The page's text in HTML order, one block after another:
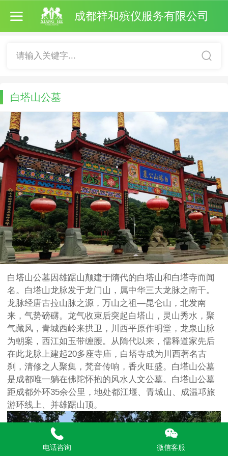
成都祥和殡仪服务有限公司
请输入关键字...
白塔山公墓
白塔山公墓因雄踞山颠建于隋代的白塔山和白塔寺而闻
名。白塔山龙脉发于龙门山，属中华三大龙脉之南干。
龙脉经唐古拉山脉之源，万山之祖—昆仑山，北发南
来，气势磅礴。龙气收束后突起白塔山，灵山秀水，聚
气藏风，青城西岭来拱卫，川西平原作明堂，龙泉山脉
为朝案，西江如玉带缠腰。从隋代以来，儒释道家先后
在此龙脉上建起20多座寺庙，白塔寺成为川西著名古
刹，清修之人聚集，梵音传响，香火旺盛。白塔山公墓
是成都唯一躺在佛陀怀抱的风水人文公墓。白塔山公墓
距成都外环35余公里，地处都江堰、青城山、成温邛旅
游环线上、并雄踞山顶。
电话咨询 微信客服